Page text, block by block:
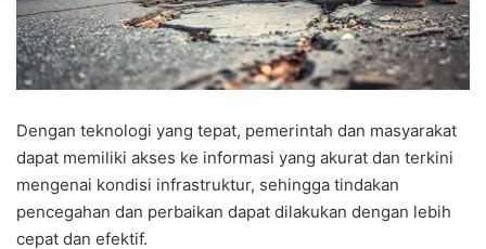
Dengan teknologi yang tepat, pemerintah dan masyarakat
dapat memiliki akses ke informasi yang akurat dan terkini
mengenai kondisi infrastruktur, sehingga tindakan
pencegahan dan perbaikan dapat dilakukan dengan lebih
cepat dan efektif.